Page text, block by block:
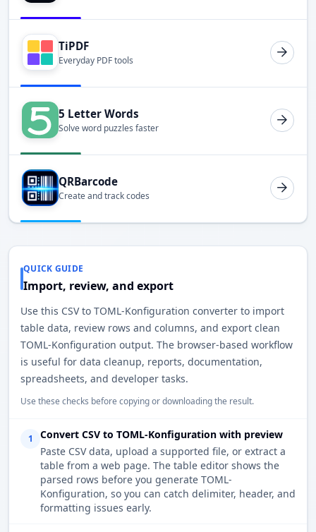
TiPDF
Everyday PDF tools
5 Letter Words
Solve word puzzles faster
QRBarcode
Create and track codes
QUICK GUIDE
Import, review, and export
Use this CSV to TOML-Konfiguration converter to import
table data, review rows and columns, and export clean
TOML-Konfiguration output. The browser-based workflow
is useful for data cleanup, reports, documentation,
spreadsheets, and developer tasks.
Use these checks before copying or downloading the result.
1
Convert CSV to TOML-Konfiguration with preview
Paste CSV data, upload a supported file, or extract a
table from a web page. The table editor shows the
parsed rows before you generate TOML-
Konfiguration, so you can catch delimiter, header, and
formatting issues early.